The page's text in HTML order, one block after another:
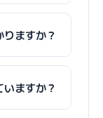
ますか？
ますか？